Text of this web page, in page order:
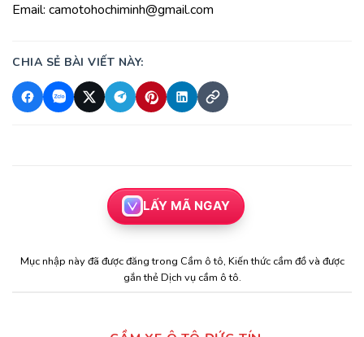
Email: camotohochiminh@gmail.com
CHIA SẺ BÀI VIẾT NÀY:
LẤY MÃ NGAY
Mục nhập này đã được đăng trong Cầm ô tô, Kiến thức cầm đồvà được
gắn thẻDịch vụ cầm ô tô.